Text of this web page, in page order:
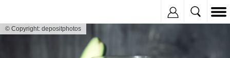
© Copyright: depositphotos